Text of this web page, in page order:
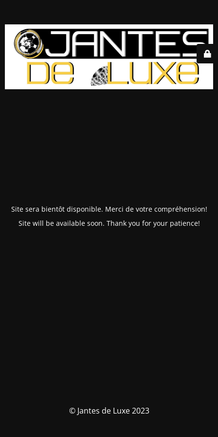
Site sera bientôt disponible. Merci de votre compréhension!
Site will be available soon. Thank you for your patience!
© Jantes de Luxe 2023